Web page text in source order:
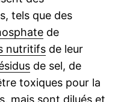
tels que des
de
nutritifsde leur
de sel, de
toxiques pour la
mais sont dilués et